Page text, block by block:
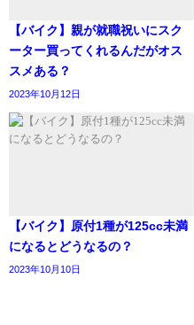
【バイク】親が就職祝いにスク
ーター買ってくれるんだがオス
スメある？
2023年10月12日
【バイク】原付1種が125cc未満
になるとどうなるの？
2023年10月10日